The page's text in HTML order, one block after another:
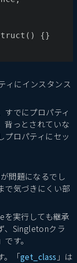
{}
ィにインスタンス
すでにプロパティ
背っとされていな
プロパティにセッ
問題になるでし
で気づきにくい部
を実行しても継承
、Singletonクラ
す。
。「get_class 」は